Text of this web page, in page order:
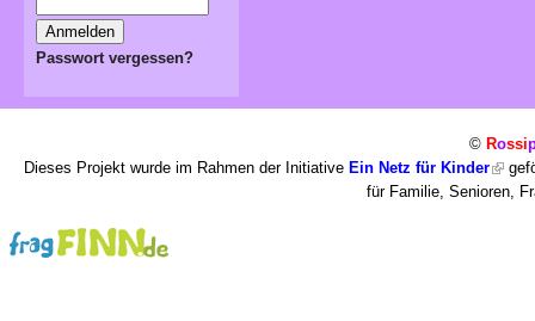
Passwort vergessen?
© Rossi
Dieses Projekt wurde im Rahmen der Initiative Ein Netz für Kinder
für Familie, Senioren,